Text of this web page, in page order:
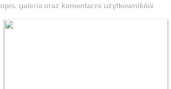
opis, galeria oraz komentarze użytkowników